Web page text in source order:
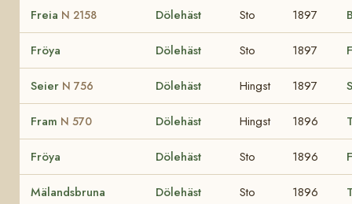
Freia N 2158 Dölehäst Sto 1897
Fröya Dölehäst Sto 1897
Seier N 756 Dölehäst Hingst 1897
Fram N 570 Dölehäst Hingst 1896
Fröya Dölehäst Sto 1896
Mälandsbruna Dölehäst Sto 1896